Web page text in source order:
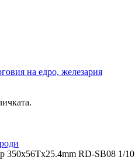
350x56Tx25.4mm RD-SB08 1/10